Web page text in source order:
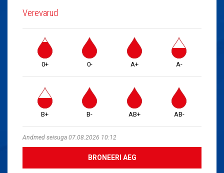
Verevarud
0+ 0- A+ A-
B+ B- AB+ AB-
Andmed seisuga 07.08.2026 10:12
BRONEERI AEG